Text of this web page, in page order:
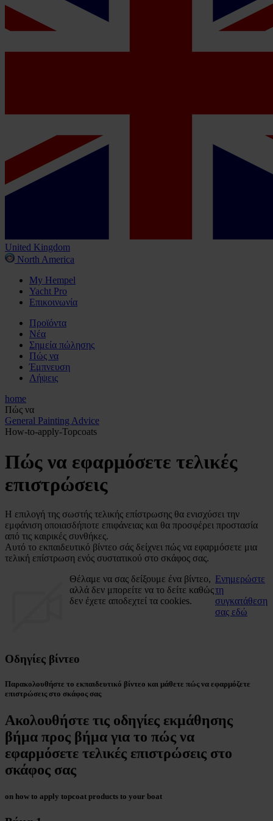
United Kingdom
North America
My Hempel
Yacht Pro
Επικοινωνία
Προϊόντα
Νέα
Σημεία πώλησης
Πώς να
Έμπνευση
Λήψεις
home
Πώς να
General Painting Advice
How-to-apply-Topcoats
Πώς να εφαρμόσετε τελικές
επιστρώσεις
Η επιλογή της σωστής τελικής επίστρωσης θα ενισχύσει την
εμφάνιση οποιασδήποτε επιφάνειας και θα προσφέρει προστασία
από τις καιρικές συνθήκες.
Αυτό το εκπαιδευτικό βίντεο σάς δείχνει πώς να εφαρμόσετε μια
τελική επίστρωση ενός συστατικού στο σκάφος σας.
Θέλαμε να σας δείξουμε ένα βίντεο,
αλλά δεν μπορείτε να το δείτε καθώς
δεν έχετε αποδεχτεί τα cookies.
Ενημερώστε
τη
συγκατάθεση
σας εδώ
Οδηγίες βίντεο
Παρακολουθήστε το εκπαιδευτικό βίντεο και μάθετε πώς να εφαρμόζετε
επιστρώσεις στο σκάφος σας
Ακολουθήστε τις οδηγίες εκμάθησης
βήμα προς βήμα για το πώς να
εφαρμόσετε τελικές επιστρώσεις στο
σκάφος σας
on how to apply topcoat products to your boat